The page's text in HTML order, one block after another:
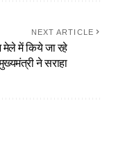
NEXT ARTICLE
मेले में किये जा रहे
ने सराहा